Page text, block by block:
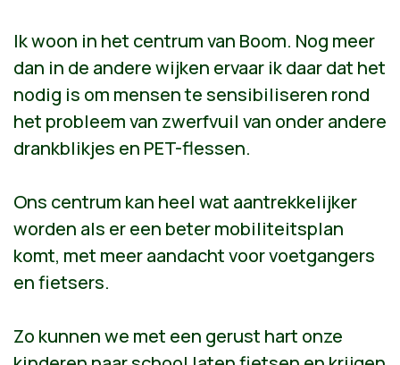
Ik woon in het centrum van Boom. Nog meer
dan in de andere wijken ervaar ik daar dat het
nodig is om mensen te sensibiliseren rond
het probleem van zwerfvuil van onder andere
drankblikjes en PET-flessen.
Ons centrum kan heel wat aantrekkelijker
worden als er een beter mobiliteitsplan
komt, met meer aandacht voor voetgangers
en fietsers.
Zo kunnen we met een gerust hart onze